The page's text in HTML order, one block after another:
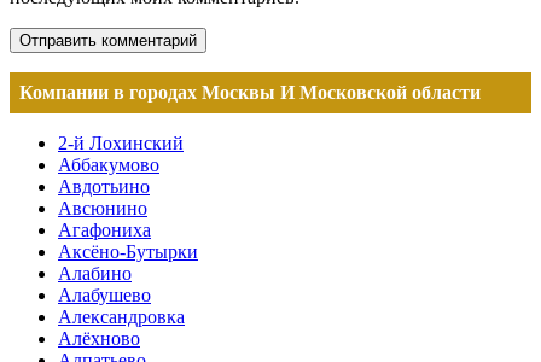
Компании в городах Москвы И Московской области
2-й Лохинский
Аббакумово
Авдотьино
Авсюнино
Агафониха
Аксёно-Бутырки
Алабино
Алабушево
Александровка
Алёхново